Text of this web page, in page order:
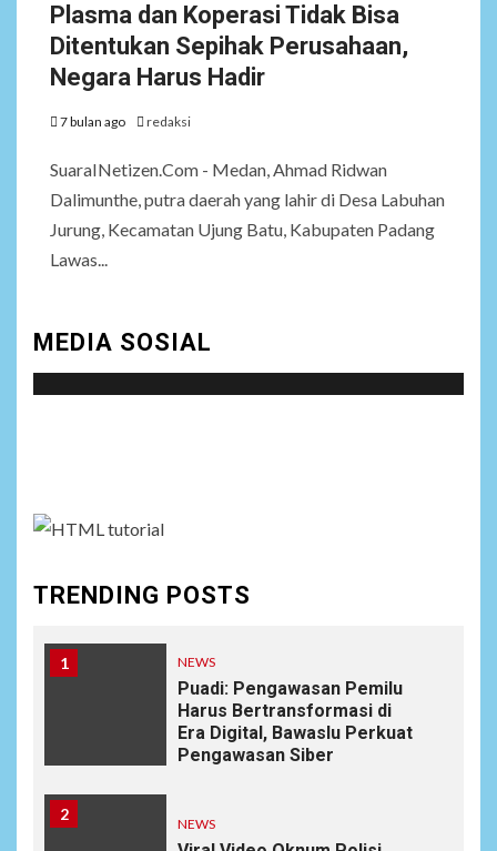
Plasma dan Koperasi Tidak Bisa
Ditentukan Sepihak Perusahaan,
Negara Harus Hadir
7 bulan ago redaksi
SuaraINetizen.Com - Medan, Ahmad Ridwan
Dalimunthe, putra daerah yang lahir di Desa Labuhan
Jurung, Kecamatan Ujung Batu, Kabupaten Padang
Lawas...
MEDIA SOSIAL
TRENDING POSTS
1 NEWS
Puadi: Pengawasan Pemilu
Harus Bertransformasi di
Era Digital, Bawaslu Perkuat
Pengawasan Siber
2
NEWS